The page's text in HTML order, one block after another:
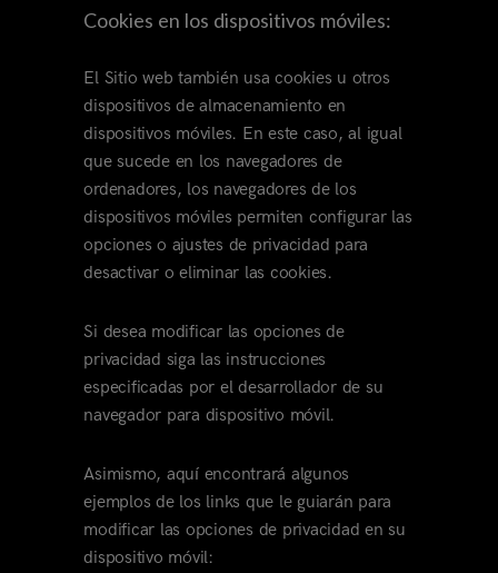
Cookies en los dispositivos móviles:
El Sitio web también usa cookies u otros
dispositivos de almacenamiento en
dispositivos móviles. En este caso, al igual
que sucede en los navegadores de
ordenadores, los navegadores de los
dispositivos móviles permiten configurar las
opciones o ajustes de privacidad para
desactivar o eliminar las cookies.
Si desea modificar las opciones de
privacidad siga las instrucciones
especificadas por el desarrollador de su
navegador para dispositivo móvil.
Asimismo, aquí encontrará algunos
ejemplos de los links que le guiarán para
modificar las opciones de privacidad en su
dispositivo móvil: